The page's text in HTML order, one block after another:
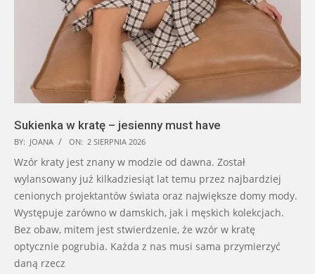
Sukienka w kratę – jesienny must have
BY: JOANA ON: 2 SIERPNIA 2026
Wzór kraty jest znany w modzie od dawna. Został
wylansowany już kilkadziesiąt lat temu przez najbardziej
cenionych projektantów świata oraz największe domy mody.
Występuje zarówno w damskich, jak i męskich kolekcjach.
Bez obaw, mitem jest stwierdzenie, że wzór w kratę
optycznie pogrubia. Każda z nas musi sama przymierzyć
daną rzecz